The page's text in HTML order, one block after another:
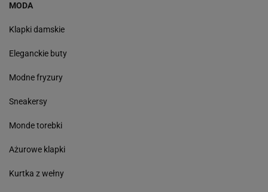
MODA
Klapki damskie
Eleganckie buty
Modne fryzury
Sneakersy
Monde torebki
Ażurowe klapki
Kurtka z wełny